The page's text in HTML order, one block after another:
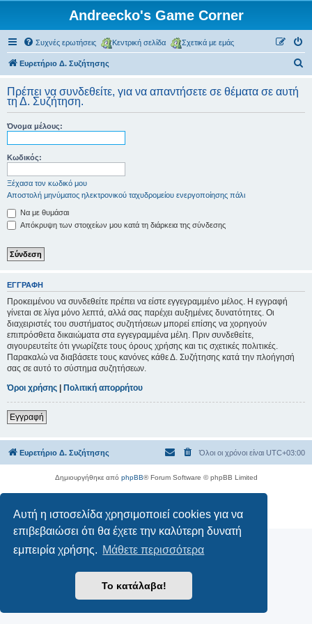
Αυτή η ιστοσελίδα χρησιμοποιεί cookies για να
επιβεβαιώσει ότι θα έχετε την καλύτερη δυνατή
εμπειρία χρήσης. Μάθετε περισσότερα
Το κατάλαβα!
Andreecko's Game Corner
Συχνές ερωτήσεις Κεντρική σελίδα Σχετικά με εμάς
Ευρετήριο Δ. Συζήτησης
ζ
Πρέπει να συνδεθείτε, για να απαντήσετε σε θέματα σε αυτή
τη Δ. Συζήτηση.
Όνομα μέλους:
Κωδικός:
Ξέχασα τον κωδικό μου
Αποστολή μηνύματος ηλεκτρονικού ταχυδρομείου ενεργοποίησης πάλι
Να με θυμάσαι
Απόκρυψη των στοιχείων μου κατά τη διάρκεια της σύνδεσης
ΕΓΓΡΑΦΉ
Προκειμένου να συνδεθείτε πρέπει να είστε εγγεγραμμένο μέλος. Η εγγραφή
γίνεται σε λίγα μόνο λεπτά, αλλά σας παρέχει αυξημένες δυνατότητες. Οι
διαχειριστές του συστήματος συζητήσεων μπορεί επίσης να χορηγούν
επιπρόσθετα δικαιώματα στα εγγεγραμμένα μέλη. Πριν συνδεθείτε,
σιγουρευτείτε ότι γνωρίζετε τους όρους χρήσης και τις σχετικές πολιτικές.
Παρακαλώ να διαβάσετε τους κανόνες κάθε Δ. Συζήτησης κατά την πλοήγησή
σας σε αυτό το σύστημα συζητήσεων.
Όροι χρήσης | Πολιτική απορρήτου
Εγγραφή
Ευρετήριο Δ. Συζήτησης Όλοι οι χρόνοι είναι UTC+03:00
Δημιουργήθηκε από phpBB® Forum Software © phpBB Limited
Απόρρητο | Όροι